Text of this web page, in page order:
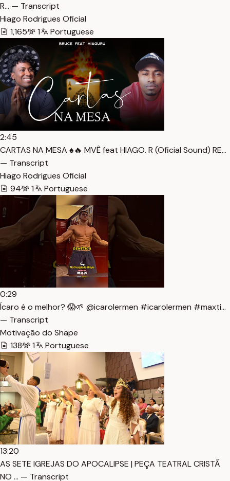
R… — Transcript
Hiago Rodrigues Oficial
1,165
1 Portuguese
2:45
CARTAS NA MESA ♠️🔥 MVÊ feat HIAGO. R (Oficial Sound) RE…
— Transcript
Hiago Rodrigues Oficial
94
1 Portuguese
0:29
Ícaro é o melhor? 😱🌱 ​⁠@icarolermen #icarolermen #maxti…
— Transcript
Motivação do Shape
138
1 Portuguese
13:20
AS SETE IGREJAS DO APOCALIPSE | PEÇA TEATRAL CRISTÃ
NO … — Transcript